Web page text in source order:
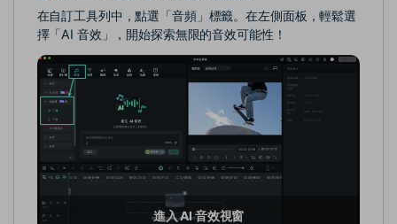
在自訂工具列中，點選「音頻」標籤。在左側面板，輕鬆選
擇「AI 音效」，開始探索無限的音效可能性！
進入 AI 音效視窗